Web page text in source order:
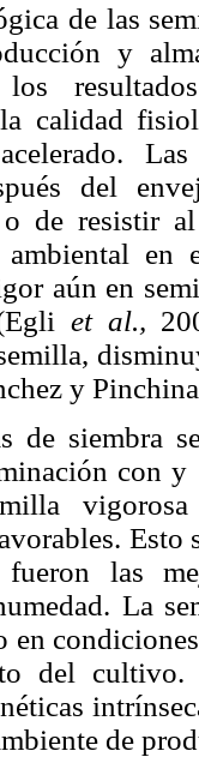
de las
y
calidad
del
o de resistir
ambiental
aún en
et al.,
y
de siembra
con
Esto
las
La
en
del
de